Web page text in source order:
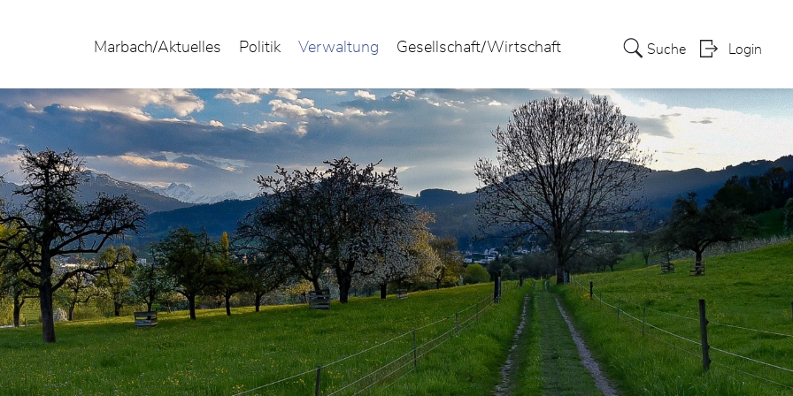
Marbach/Aktuelles Politik Verwaltung Gesellschaft/Wirtschaft Suche Login